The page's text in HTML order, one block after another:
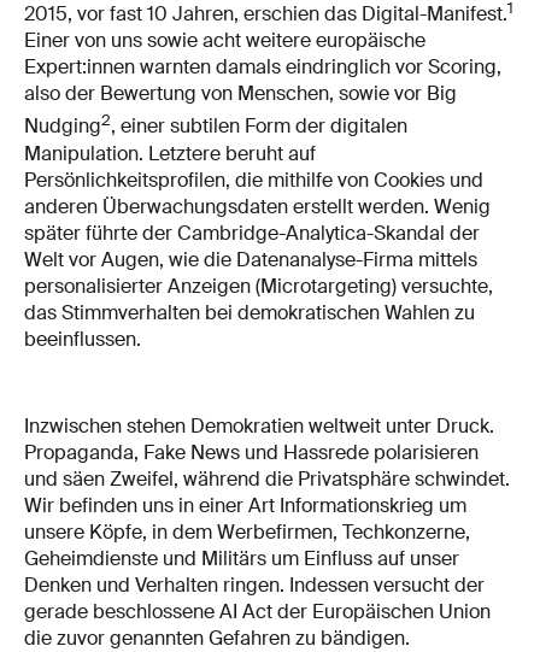
2015, vor fast 10 Jahren, erschien das Digital-Manifest.1
Einer von uns sowie acht weitere europäische
Expert:innen warnten damals eindringlich vor Scoring,
also der Bewertung von Menschen, sowie vor Big
Nudging2, einer subtilen Form der digitalen
Manipulation. Letztere beruht auf
Persönlichkeitsprofilen, die mithilfe von Cookies und
anderen Überwachungsdaten erstellt werden. Wenig
später führte der Cambridge-Analytica-Skandal der
Welt vor Augen, wie die Datenanalyse-Firma mittels
personalisierter Anzeigen (Microtargeting) versuchte,
das Stimmverhalten bei demokratischen Wahlen zu
beeinflussen.
Inzwischen stehen Demokratien weltweit unter Druck.
Propaganda, Fake News und Hassrede polarisieren
und säen Zweifel, während die Privatsphäre schwindet.
Wir befinden uns in einer Art Informationskrieg um
unsere Köpfe, in dem Werbefirmen, Techkonzerne,
Geheimdienste und Militärs um Einfluss auf unser
Denken und Verhalten ringen. Indessen versucht der
gerade beschlossene AI Act der Europäischen Union
die zuvor genannten Gefahren zu bändigen.